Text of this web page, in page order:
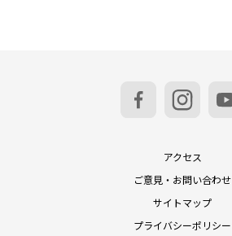
アクセス
ご意見・お問い合わせ
サイトマップ
プライバシーポリシー